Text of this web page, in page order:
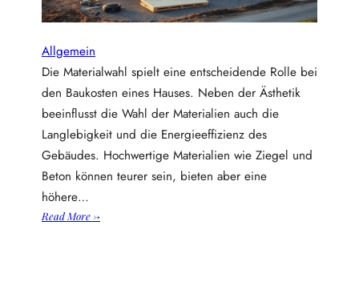
u
s
u
:
s
t
a
d
r
Allgemein
Die Materialwahl spielt eine entscheidende Rolle bei
den Baukosten eines Hauses. Neben der Ästhetik
beeinflusst die Wahl der Materialien auch die
Langlebigkeit und die Energieeffizienz des
Gebäudes. Hochwertige Materialien wie Ziegel und
Beton können teurer sein, bieten aber eine
höhere…
Read More →: